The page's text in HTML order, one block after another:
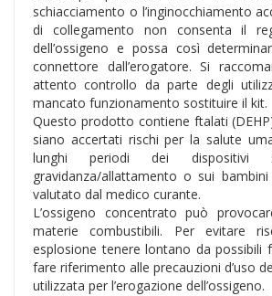
schiacciamento o l’inginocchiamento
di collegamento non consenta il
dell’ossigeno e possa così
connettore dall’erogatore. Si
attento controllo da parte degli
mancato funzionamento sostituire il kit.
Questo prodotto contiene ftalati
siano accertati rischi per la salute
lunghi periodi dei
gravidanza/allattamento o sui
valutato dal medico curante.
L’ossigeno concentrato può
materie combustibili. Per evitare
esplosione tenere lontano da possibili
fare riferimento alle precauzioni d’uso
utilizzata per l’erogazione dell’ossigeno.